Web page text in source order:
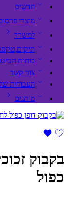
חדשים
מוצרי
למשרד
כוחות
צור קשר
העבודות
מותגים
בקבוק
כפול